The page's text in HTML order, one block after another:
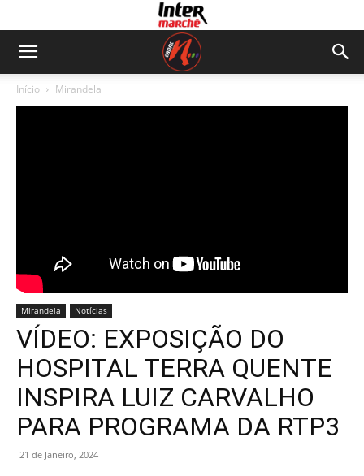
Início Mirandela
Mirandela Notícias
VÍDEO: EXPOSIÇÃO DO
HOSPITAL TERRA QUENTE
INSPIRA LUIZ CARVALHO
PARA PROGRAMA DA RTP3
21 de Janeiro, 2024